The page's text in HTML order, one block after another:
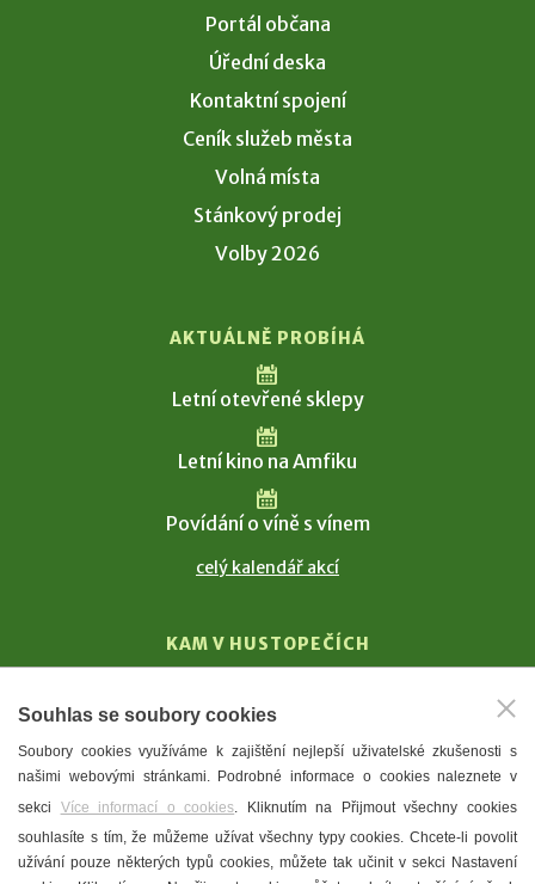
Portál občana
Úřední deska
Kontaktní spojení
Ceník služeb města
Volná místa
Stánkový prodej
Volby 2026
AKTUÁLNĚ PROBÍHÁ
Letní otevřené sklepy
Letní kino na Amfiku
Povídání o víně s vínem
celý kalendář akcí
KAM V HUSTOPEČÍCH
T. G. Masaryk
Mandloně
Ubytování
Restaurace
Městské muzeum a galerie
Souhlas se soubory cookies
Soubory cookies využíváme k zajištění nejlepší uživatelské zkušenosti s
našimi webovými stránkami. Podrobné informace o cookies naleznete v
sekci Více informací o cookies. Kliknutím na Přijmout všechny cookies
souhlasíte s tím, že můžeme užívat všechny typy cookies. Chcete-li povolit
užívání pouze některých typů cookies, můžete tak učinit v sekci Nastavení